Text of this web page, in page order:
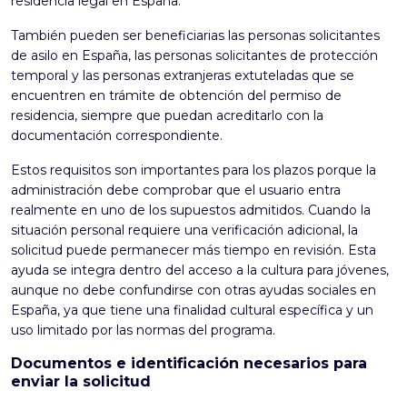
También pueden ser beneficiarias las personas solicitantes
de asilo en España, las personas solicitantes de protección
temporal y las personas extranjeras extuteladas que se
encuentren en trámite de obtención del permiso de
residencia, siempre que puedan acreditarlo con la
documentación correspondiente.
Estos requisitos son importantes para los plazos porque la
administración debe comprobar que el usuario entra
realmente en uno de los supuestos admitidos. Cuando la
situación personal requiere una verificación adicional, la
solicitud puede permanecer más tiempo en revisión. Esta
ayuda se integra dentro del acceso a la cultura para jóvenes,
aunque no debe confundirse con otras ayudas sociales en
España, ya que tiene una finalidad cultural específica y un
uso limitado por las normas del programa.
Documentos e identificación necesarios para
enviar la solicitud